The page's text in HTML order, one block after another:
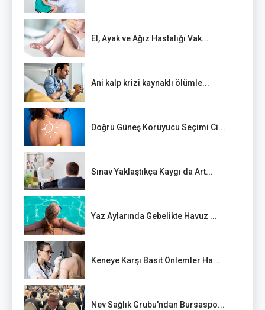
El, Ayak ve Ağız Hastalığı Vak...
Ani kalp krizi kaynaklı ölümle...
Doğru Güneş Koruyucu Seçimi Ci...
Sınav Yaklaştıkça Kaygı da Art...
Yaz Aylarında Gebelikte Havuz ...
Keneye Karşı Basit Önlemler Ha...
Nev Sağlık Grubu'ndan Bursaspo...